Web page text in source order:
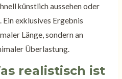
künstlich aussehen oder
exklusives Ergebnis
Länge, sondern an
Überlastung.
realistisch ist